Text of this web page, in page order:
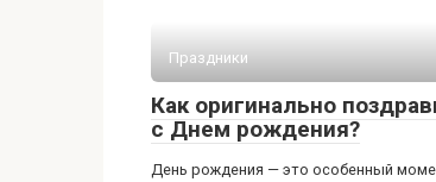
Праздники
Как оригинально
с Днем рождения?
День рождения — это особенный